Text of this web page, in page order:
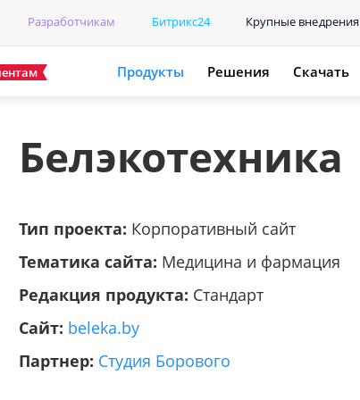
Разработчикам Битрикс24 Крупные внедрения
Продукты Решения Скачать
Белэкотехника
Тип проекта: Корпоративный сайт
Тематика сайта: Медицина и фармация
Редакция продукта: Стандарт
Сайт: beleka.by
Партнер: Студия Борового